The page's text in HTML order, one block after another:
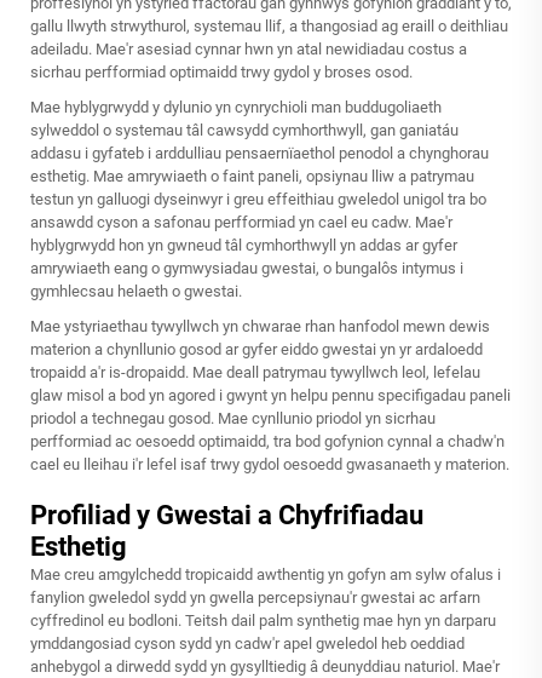
gallu llwyth strwythurol, systemau llif, a thangosiad ag eraill o deithliau
adeiladu. Mae'r asesiad cynnar hwn yn atal newidiadau costus a
sicrhau perfformiad optimaidd trwy gydol y broses osod.
Mae hyblygrwydd y dylunio yn cynrychioli man buddugoliaeth
sylweddol o systemau tâl cawsydd cymhorthwyll, gan ganiatáu
addasu i gyfateb i arddulliau pensaernïaethol penodol a chynghorau
esthetig. Mae amrywiaeth o faint paneli, opsiynau lliw a patrymau
testun yn galluogi dyseinwyr i greu effeithiau gweledol unigol tra bo
ansawdd cyson a safonau perfformiad yn cael eu cadw. Mae'r
hyblygrwydd hon yn gwneud tâl cymhorthwyll yn addas ar gyfer
amrywiaeth eang o gymwysiadau gwestai, o bungalôs intymus i
gymhlecsau helaeth o gwestai.
Mae ystyriaethau tywyllwch yn chwarae rhan hanfodol mewn dewis
materion a chynllunio gosod ar gyfer eiddo gwestai yn yr ardaloedd
tropaidd a'r is-dropaidd. Mae deall patrymau tywyllwch leol, lefelau
glaw misol a bod yn agored i gwynt yn helpu pennu specifigadau paneli
priodol a technegau gosod. Mae cynllunio priodol yn sicrhau
perfformiad ac oesoedd optimaidd, tra bod gofynion cynnal a chadw'n
cael eu lleihau i'r lefel isaf trwy gydol oesoedd gwasanaeth y materion.
Profiliad y Gwestai a Chyfrifiadau
Esthetig
Mae creu amgylchedd tropicaidd awthentig yn gofyn am sylw ofalus i
fanylion gweledol sydd yn gwella percepsiynau'r gwestai ac arfarn
cyffredinol eu bodloni. Teitsh dail palm synthetig mae hyn yn darparu
ymddangosiad cyson sydd yn cadw'r apel gweledol heb oeddiad
anhebygol a dirwedd sydd yn gysylltiedig â deunyddiau naturiol. Mae'r